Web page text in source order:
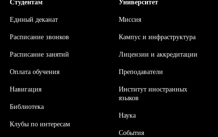
Студентам
Единый деканат
Расписание звонков
Расписание занятий
Оплата обучения
Навигация
Библиотека
Клубы по интересам
Университет
Миссия
Кампус и инфраструктура
Лицензии и аккредитации
Преподаватели
Институт иностранных
языков
Наука
События